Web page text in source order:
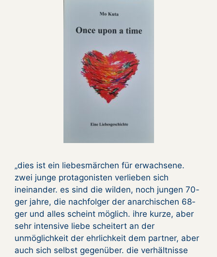
„dies ist ein liebesmärchen für erwachsene.
zwei junge protagonisten verlieben sich
ineinander. es sind die wilden, noch jungen 70-
ger jahre, die nachfolger der anarchischen 68-
ger und alles scheint möglich. ihre kurze, aber
sehr intensive liebe scheitert an der
unmöglichkeit der ehrlichkeit dem partner, aber
auch sich selbst gegenüber. die verhältnisse